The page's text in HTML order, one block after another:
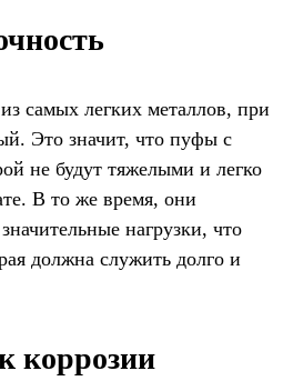
самых легких металлов, при
Это значит, что пуфы с
не будут тяжелыми и легко
В то же время, они
нагрузки, что
должна служить долго и
коррозии